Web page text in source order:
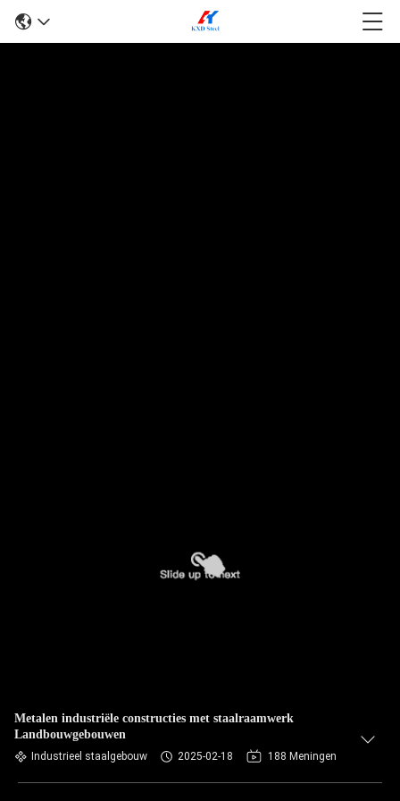
Metalen industriële constructies met staalraamwerk
Landbouwgebouwen
Industrieel staalgebouw 2025-02-18 188 Meningen